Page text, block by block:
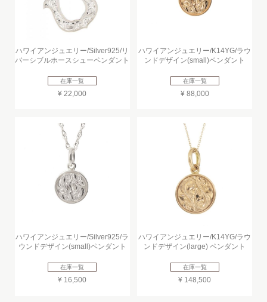
ハワイアンジュエリー/Silver925/リ
バーシブルホースシューペンダント
在庫一覧
¥ 22,000
ハワイアンジュエリー/K14YG/ラウ
ンドデザイン(small)ペンダント
在庫一覧
¥ 88,000
ハワイアンジュエリー/Silver925/ラ
ウンドデザイン(small)ペンダント
在庫一覧
¥ 16,500
ハワイアンジュエリー/K14YG/ラウ
ンドデザイン(large) ペンダント
在庫一覧
¥ 148,500